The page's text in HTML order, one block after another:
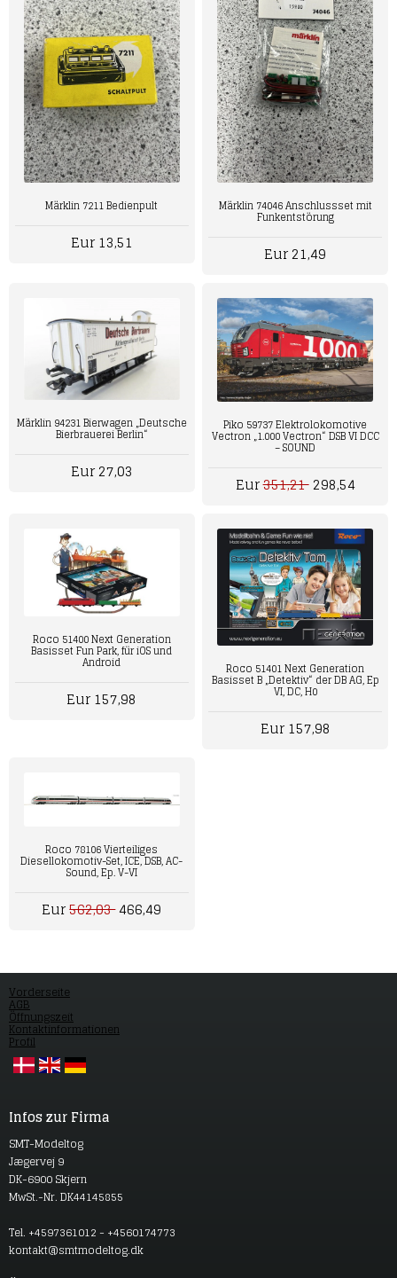
Märklin 7211 Bedienpult
Eur 13,51
Märklin 74046 Anschlussset mit
Funkentstörung
Eur 21,49
Märklin 94231 Bierwagen „Deutsche
Bierbrauerei Berlin“
Eur 27,03
Piko 59737 Elektrolokomotive
Vectron „1.000 Vectron“ DSB VI DCC
– SOUND
Eur351,21298,54
Roco 51400 Next Generation
Basisset Fun Park, für iOS und
Android
Eur 157,98
Roco 51401 Next Generation
Basisset B „Detektiv“ der DB AG, Ep
VI, DC, H0
Eur 157,98
Roco 78106 Vierteiliges
Diesellokomotiv-Set, ICE, DSB, AC-
Sound, Ep. V-VI
Eur562,03466,49
Vorderseite
AGB
Öffnungszeit
Kontaktinformationen
Profil
Infos zur Firma
SMT-Modeltog
Jægervej 9
DK-6900 Skjern
MwSt.-Nr. DK44145855
Tel. +4597361012 - +4560174773
kontakt@smtmodeltog.dk